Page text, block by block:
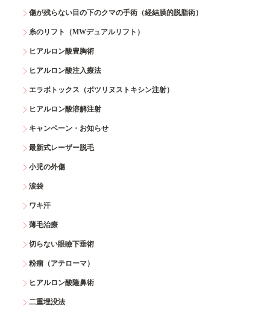
傷が残らない目の下のクマの手術（経結膜的脱脂術）
糸のリフト（MWデュアルリフト）
ヒアルロン酸豊胸術
ヒアルロン酸注入療法
エラボトックス（ボツリヌストキシン注射）
ヒアルロン酸溶解注射
キャンペーン・お知らせ
最新式レーザー脱毛
小児の外傷
涙袋
ワキ汗
薄毛治療
切らない眼瞼下垂術
粉瘤（アテローマ）
ヒアルロン酸隆鼻術
二重埋没法